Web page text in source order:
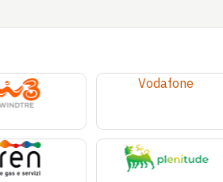
Vodafone